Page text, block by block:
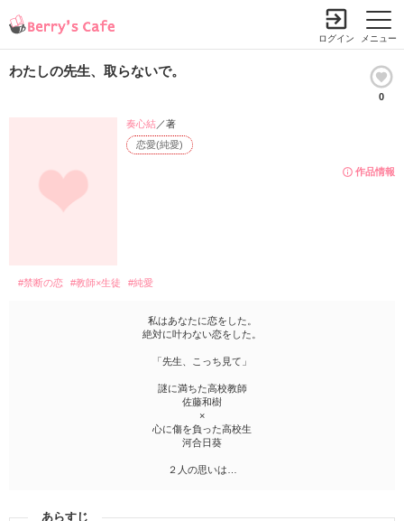
メニュー
ログイン
わたしの先生、取らないで。
0
作品情報
恋愛(純愛)
奏心結／著
#禁断の恋 #教師×生徒 #純愛
私はあなたに恋をした。
絶対に叶わない恋をした。
「先生、こっち見て」
謎に満ちた高校教師
佐藤和樹
×
心に傷を負った高校生
河合日葵
２人の思いは…
あらすじ